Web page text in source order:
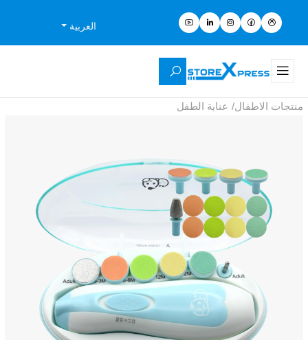
العربية
منتجات الاطفال/ عناية الطفل